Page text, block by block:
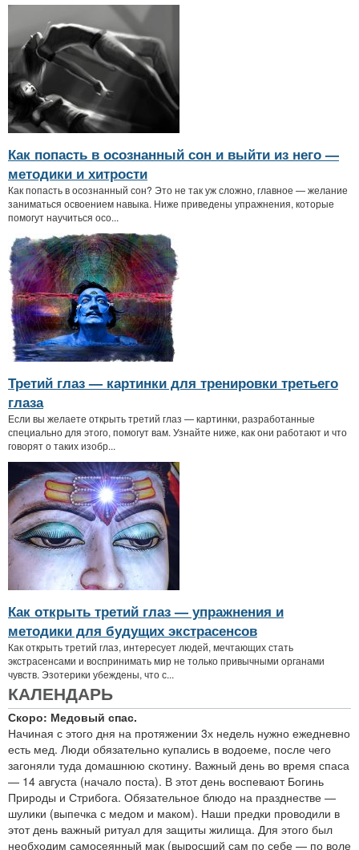
Как попасть в осознанный сон и выйти из него —
методики и хитрости
Как попасть в осознанный сон? Это не так уж сложно, главное — желание
заниматься освоением навыка. Ниже приведены упражнения, которые
помогут научиться осо...
Третий глаз — картинки для тренировки третьего
глаза
Если вы желаете открыть третий глаз — картинки, разработанные
специально для этого, помогут вам. Узнайте ниже, как они работают и что
говорят о таких изобр...
Как открыть третий глаз — упражнения и
методики для будущих экстрасенсов
Как открыть третий глаз, интересует людей, мечтающих стать
экстрасенсами и воспринимать мир не только привычными органами
чувств. Эзотерики убеждены, что с...
КАЛЕНДАРЬ
Скоро: Медовый спас.
Начиная с этого дня на протяжении 3х недель нужно ежедневно
есть мед. Люди обязательно купались в водоеме, после чего
загоняли туда домашнюю скотину. Важный день во время спаса
— 14 августа (начало поста). В этот день воспевают Богинь
Природы и Стрибога. Обязательное блюдо на празднестве —
шулики (выпечка с медом и маком). Наши предки проводили в
этот день важный ритуал для защиты жилища. Для этого был
необходим самосеянный мак (выросший сам по себе — по воле